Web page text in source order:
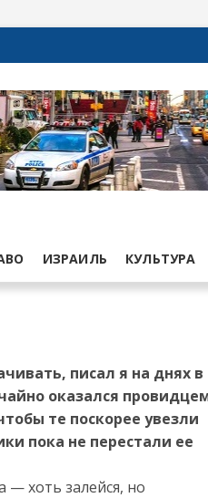
ИЗРАИЛЬ КУЛЬТУРА
писал я на днях в
оказался
те поскорее увезли
пока не перестали ее
— хоть залейся, но